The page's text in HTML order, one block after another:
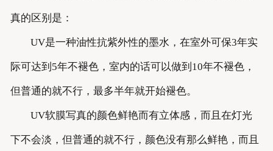
真的区别是：
UV是一种油性抗紫外性的墨水，在室外可保3年实
际可达到5年不褪色，室内的话可以做到10年不褪色，
但普通的就不行，最多半年就开始褪色。
UV软膜写真的颜色鲜艳而有立体感，而且在灯光
下不会淡，但普通的就不行，颜色没有那么鲜艳，而且